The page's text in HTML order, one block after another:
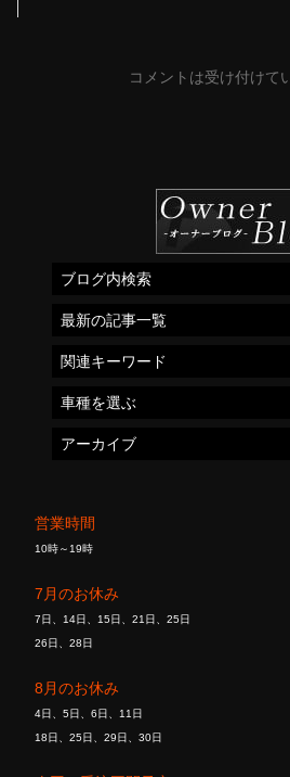
コメントは受け付けて
営業時間
10時～19時
7月のお休み
7日、14日、15日、21日、25日
26日、28日
8月のお休み
4日、5日、6日、11日
18日、25日、29日、30日
ブログ内検索
最新の記事一覧
関連キーワード
車種を選ぶ
アーカイブ